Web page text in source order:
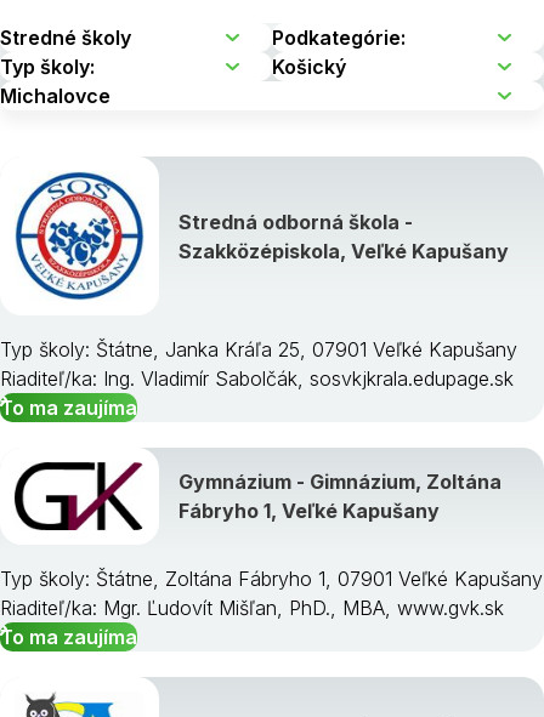
Stredná odborná škola -
Szakközépiskola, Veľké Kapušany
Typ školy: Štátne, Janka Kráľa 25, 07901 Veľké Kapušany
Riaditeľ/ka: Ing. Vladimír Sabolčák, sosvkjkrala.edupage.sk
To ma zaujíma
Gymnázium - Gimnázium, Zoltána
Fábryho 1, Veľké Kapušany
Typ školy: Štátne, Zoltána Fábryho 1, 07901 Veľké Kapušany
Riaditeľ/ka: Mgr. Ľudovít Mišľan, PhD., MBA, www.gvk.sk
To ma zaujíma